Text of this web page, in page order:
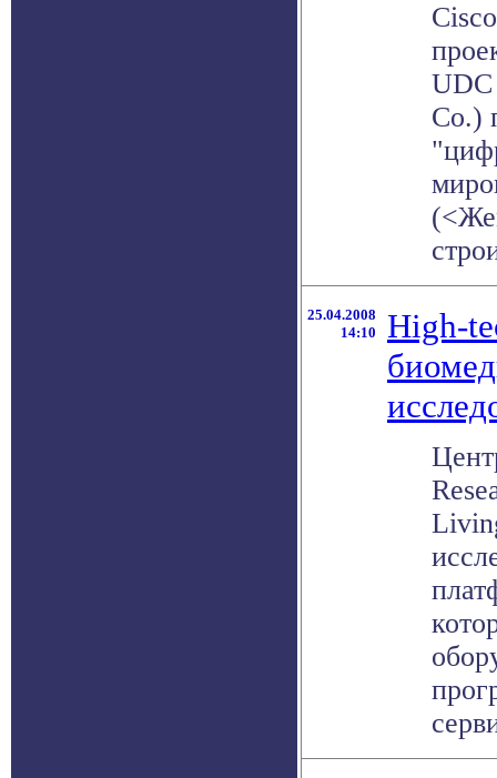
Co.)
25.04.2008
14:10
High-